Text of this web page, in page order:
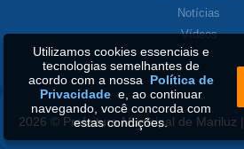
Notícias
Vídeos
2026 © Prefeitura Municipal de Mariluz
Utilizamos cookies essenciais e
tecnologias semelhantes de
acordo com a nossa Política de
Privacidadee, ao continuar
navegando, você concorda com
estas condições.